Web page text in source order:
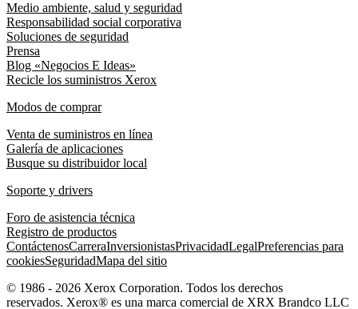
Medio ambiente, salud y seguridad
Responsabilidad social corporativa
Soluciones de seguridad
Prensa
Blog «Negocios E Ideas»
Recicle los suministros Xerox
Modos de comprar
Venta de suministros en línea
Galería de aplicaciones
Busque su distribuidor local
Soporte y drivers
Foro de asistencia técnica
Registro de productos
ContáctenosCarreraInversionistasPrivacidadLegalPreferencias para
cookiesSeguridadMapa del sitio
© 1986 - 2026 Xerox Corporation. Todos los derechos
reservados. Xerox® es una marca comercial de XRX Brandco LLC